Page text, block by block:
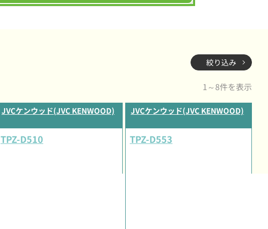
絞り込み
1～8件を表示
JVCケンウッド(JVC KENWOOD)
TPZ-D510
JVCケンウッド(JVC KENWOOD)
TPZ-D553